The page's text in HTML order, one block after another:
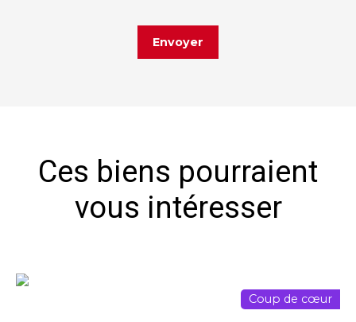
Envoyer
Ces biens pourraient
vous intéresser
Coup de cœur